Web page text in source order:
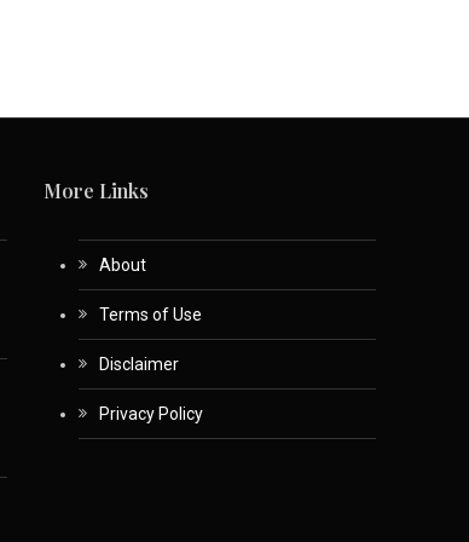
More Links
About
Terms of Use
Disclaimer
Privacy Policy